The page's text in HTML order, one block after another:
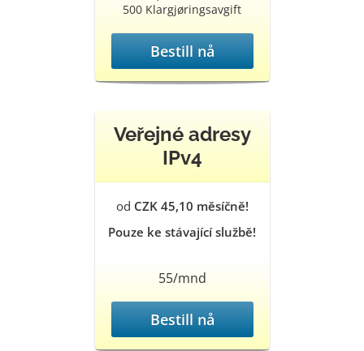
500 Klargjøringsavgift
Bestill nå
Veřejné adresy
IPv4
od CZK 45,10 měsíčně!
Pouze ke stávající službě!
55/mnd
Bestill nå